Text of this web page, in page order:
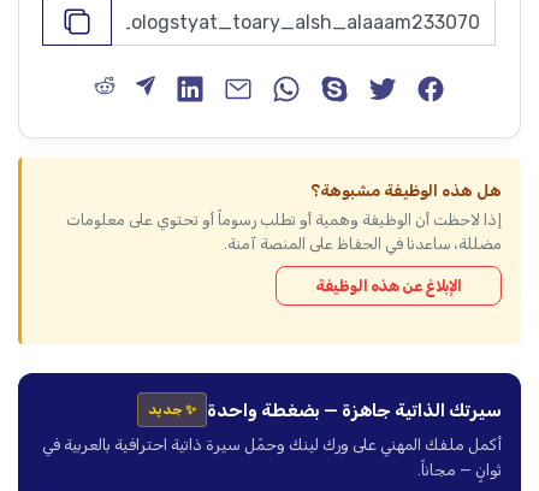
هل هذه الوظيفة مشبوهة؟
إذا لاحظت أن الوظيفة وهمية أو تطلب رسوماً أو تحتوي على معلومات
مضللة، ساعدنا في الحفاظ على المنصة آمنة.
الإبلاغ عن هذه الوظيفة
سيرتك الذاتية جاهزة — بضغطة واحدة ✨ جديد
أكمل ملفك المهني على ورك لينك وحمّل سيرة ذاتية احترافية بالعربية في
ثوانٍ — مجاناً.